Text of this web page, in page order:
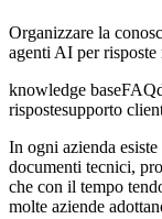
Organizzare la
agenti AI per risposte
knowledge baseFAQ
rispostesupporto
In ogni azienda
documenti tecnici,
che con il tempo
molte aziende